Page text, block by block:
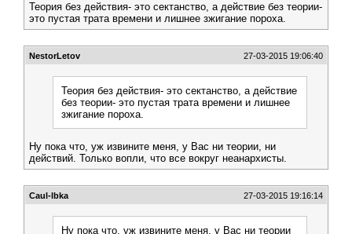
Теория без действия- это сектанство, а действие без теории-
это пустая трата времени и лишнее зжигание пороха.
NestorLetov 27-03-2015 19:06:40
Теория без действия- это сектанство, а действие
без теории- это пустая трата времени и лишнее
зжигание пороха.
Ну пока что, уж извините меня, у Вас ни теории, ни
действий. Только вопли, что все вокруг неанархисты.
Caul-lbka 27-03-2015 19:16:14
Ну пока что, уж извините меня, у Вас ни теории